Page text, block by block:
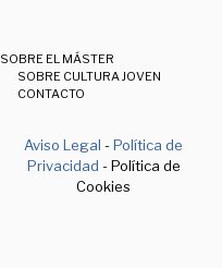
SOBRE EL MÁSTER
SOBRE CULTURA JOVEN
CONTACTO
Aviso Legal -Política de
Privacidad - Política de
Cookies